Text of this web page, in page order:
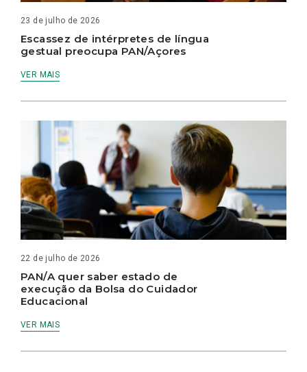
23 de julho de 2026
Escassez de intérpretes de língua
gestual preocupa PAN/Açores
VER MAIS
22 de julho de 2026
PAN/A quer saber estado de
execução da Bolsa do Cuidador
Educacional
VER MAIS